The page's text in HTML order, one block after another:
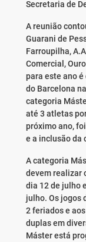
Secretaria de
A reunião
Guarani de
Farroupilha,
Comercial,
para este ano é
do Barcelona
categoria
até 3 atletas
próximo ano,
e a inclusão da
A categoria
devem realizar
dia 12 de julho
julho. Os jogos
2 feriados e
duplas em
Máster está